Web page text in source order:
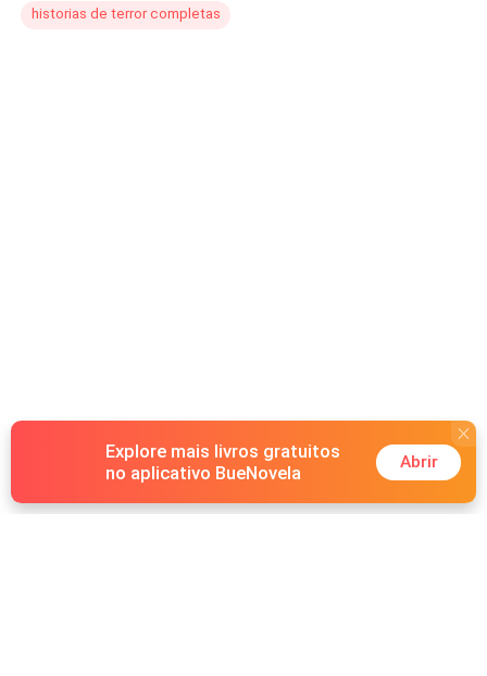
historias de terror completas
Explore mais livros gratuitos
no aplicativo BueNovela
Abrir